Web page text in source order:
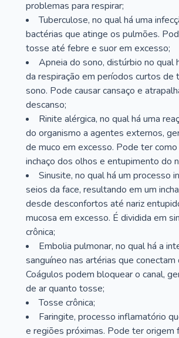
problemas para respirar;
Tuberculose, no qual há uma
bactérias que atinge os pulmões.
tosse até febre e suor em excesso;
Apneia do sono, distúrbio no qual
da respiração em períodos curtos de
sono. Pode causar cansaço e
descanso;
Rinite alérgica, no qual há uma
do organismo a agentes externos,
de muco em excesso. Pode ter
inchaço dos olhos e entupimento do
Sinusite, no qual há um processo
seios da face, resultando em um
desde desconfortos até nariz
mucosa em excesso. É dividida em
crônica;
Embolia pulmonar, no qual há a
sanguíneo nas artérias que conectam
Coágulos podem bloquear o canal,
de ar quanto tosse;
Tosse crônica;
Faringite, processo inflamatório
e regiões próximas. Pode ter origem